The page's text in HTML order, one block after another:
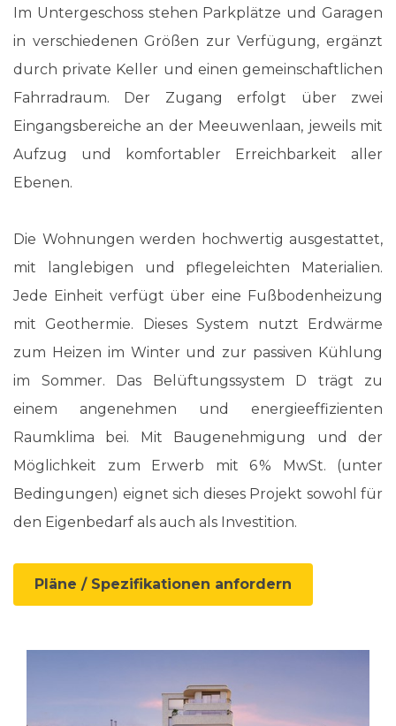
Im Untergeschoss stehen Parkplätze und Garagen
in verschiedenen Größen zur Verfügung, ergänzt
durch private Keller und einen gemeinschaftlichen
Fahrradraum. Der Zugang erfolgt über zwei
Eingangsbereiche an der Meeuwenlaan, jeweils mit
Aufzug und komfortabler Erreichbarkeit aller
Ebenen.
Die Wohnungen werden hochwertig ausgestattet,
mit langlebigen und pflegeleichten Materialien.
Jede Einheit verfügt über eine Fußbodenheizung
mit Geothermie. Dieses System nutzt Erdwärme
zum Heizen im Winter und zur passiven Kühlung
im Sommer. Das Belüftungssystem D trägt zu
einem angenehmen und energieeffizienten
Raumklima bei. Mit Baugenehmigung und der
Möglichkeit zum Erwerb mit 6 % MwSt. (unter
Bedingungen) eignet sich dieses Projekt sowohl für
den Eigenbedarf als auch als Investition.
Pläne / Spezifikationen anfordern